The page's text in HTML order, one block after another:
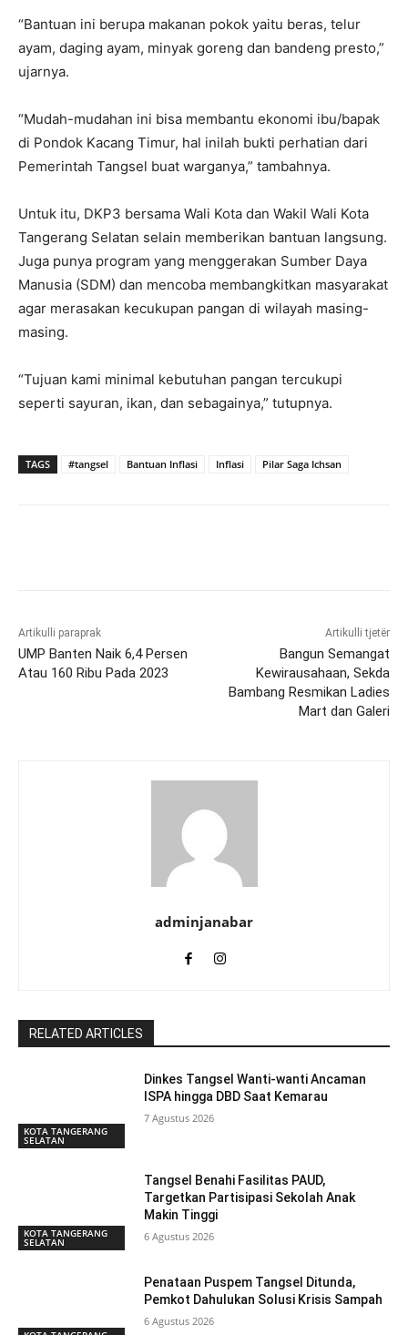
“Bantuan ini berupa makanan pokok yaitu beras, telur
ayam, daging ayam, minyak goreng dan bandeng presto,”
ujarnya.
“Mudah-mudahan ini bisa membantu ekonomi ibu/bapak
di Pondok Kacang Timur, hal inilah bukti perhatian dari
Pemerintah Tangsel buat warganya,” tambahnya.
Untuk itu, DKP3 bersama Wali Kota dan Wakil Wali Kota
Tangerang Selatan selain memberikan bantuan langsung.
Juga punya program yang menggerakan Sumber Daya
Manusia (SDM) dan mencoba membangkitkan masyarakat
agar merasakan kecukupan pangan di wilayah masing-
masing.
“Tujuan kami minimal kebutuhan pangan tercukupi
seperti sayuran, ikan, dan sebagainya,” tutupnya.
TAGS #tangsel Bantuan Inflasi Inflasi Pilar Saga Ichsan
Artikulli paraprak
UMP Banten Naik 6,4 Persen
Atau 160 Ribu Pada 2023
Artikulli tjetër
Bangun Semangat
Kewirausahaan, Sekda
Bambang Resmikan Ladies
Mart dan Galeri
adminjanabar
RELATED ARTICLES
KOTA TANGERANG
SELATAN
Dinkes Tangsel Wanti-wanti Ancaman
ISPA hingga DBD Saat Kemarau
7 Agustus 2026
KOTA TANGERANG
SELATAN
Tangsel Benahi Fasilitas PAUD,
Targetkan Partisipasi Sekolah Anak
Makin Tinggi
6 Agustus 2026
Penataan Puspem Tangsel Ditunda,
Pemkot Dahulukan Solusi Krisis Sampah
6 Agustus 2026